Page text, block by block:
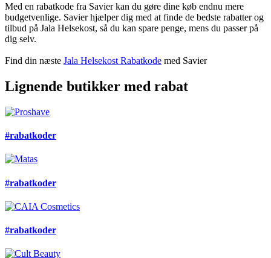
Med en rabatkode fra Savier kan du gøre dine køb endnu mere
budgetvenlige. Savier hjælper dig med at finde de bedste rabatter og
tilbud på Jala Helsekost, så du kan spare penge, mens du passer på
dig selv.
Find din næste Jala Helsekost Rabatkode med Savier
Lignende butikker med rabat
#rabatkoder
#rabatkoder
#rabatkoder